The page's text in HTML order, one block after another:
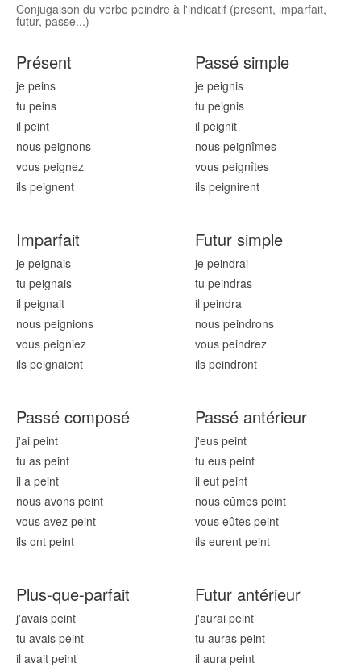
Conjugaison du verbe peindre à l'indicatif (present, imparfait,
futur, passe...)
Présent
je peins
tu peins
il peint
nous peignons
vous peignez
ils peignent
Passé simple
je peignis
tu peignis
il peignit
nous peignîmes
vous peignîtes
ils peignirent
Imparfait
je peignais
tu peignais
il peignait
nous peignions
vous peigniez
ils peignaient
Futur simple
je peindrai
tu peindras
il peindra
nous peindrons
vous peindrez
ils peindront
Passé composé
j'ai peint
tu as peint
il a peint
nous avons peint
vous avez peint
ils ont peint
Passé antérieur
j'eus peint
tu eus peint
il eut peint
nous eûmes peint
vous eûtes peint
ils eurent peint
Plus-que-parfait
j'avais peint
tu avais peint
il avait peint
Futur antérieur
j'aurai peint
tu auras peint
il aura peint